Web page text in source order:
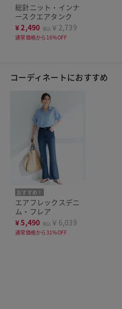
総針ニット・インナ
ースクエアタンク
¥2,490 税込 ￥2,739
通常価格から16%OFF
コーディネートにおすすめ
おすすめ！
エアフレックスデニ
ム・フレア
¥5,490 税込 ￥6,039
通常価格から31%OFF